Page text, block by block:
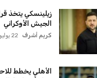
زيلينسكي يتخذ
الجيش الأوكراني
كريم أشرف 22 يوليو 2026
الأهلي يخطط